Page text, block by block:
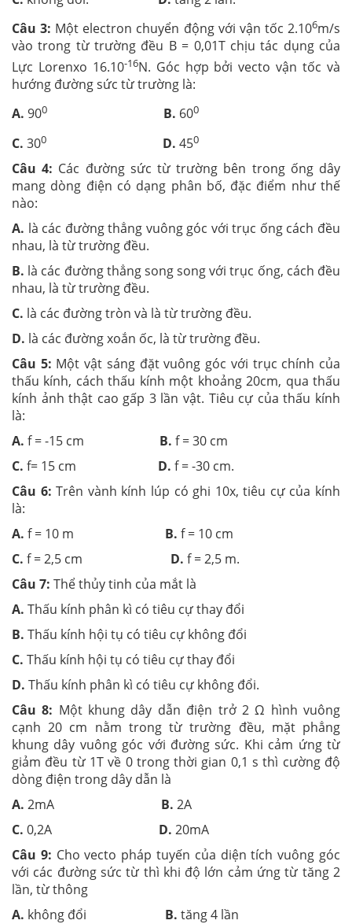
Câu 3: Một electron chuyển động với vận tốc 2.106m/s
vào trong từ trường đều B = 0,01T chịu tác dụng của
Lực Lorenxo 16.10-16N. Góc hợp bởi vecto vận tốc và
hướng đường sức từ trường là:
A. 900 B. 600
C. 300 D. 450
Câu 4: Các đường sức từ trường bên trong ống dây
mang dòng điện có dạng phân bố, đặc điểm như thế
nào:
A. là các đường thẳng vuông góc với trục ống cách đều
nhau, là từ trường đều.
B. là các đường thẳng song song với trục ống, cách đều
nhau, là từ trường đều.
C. là các đường tròn và là từ trường đều.
D. là các đường xoắn ốc, là từ trường đều.
Câu 5: Một vật sáng đặt vuông góc với trục chính của
thấu kính, cách thấu kính một khoảng 20cm, qua thấu
kính ảnh thật cao gấp 3 lần vật. Tiêu cự của thấu kính
là:
A. f = -15 cm B. f = 30 cm
C. f= 15 cm D. f = -30 cm.
Câu 6: Trên vành kính lúp có ghi 10x, tiêu cự của kính
là:
A. f = 10 m B. f = 10 cm
C. f = 2,5 cm D. f = 2,5 m.
Câu 7: Thể thủy tinh của mắt là
A. Thấu kính phân kì có tiêu cự thay đổi
B. Thấu kính hội tụ có tiêu cự không đổi
C. Thấu kính hội tụ có tiêu cự thay đổi
D. Thấu kính phân kì có tiêu cự không đổi.
Câu 8: Một khung dây dẫn điện trở 2 Ω hình vuông
cạnh 20 cm nằm trong từ trường đều, mặt phẳng
khung dây vuông góc với đường sức. Khi cảm ứng từ
giảm đều từ 1T về 0 trong thời gian 0,1 s thì cường độ
dòng điện trong dây dẫn là
A. 2mA B. 2A
C. 0,2A D. 20mA
Câu 9: Cho vecto pháp tuyến của diện tích vuông góc
với các đường sức từ thì khi độ lớn cảm ứng từ tăng 2
lần, từ thông
A. không đổi B. tăng 4 lần